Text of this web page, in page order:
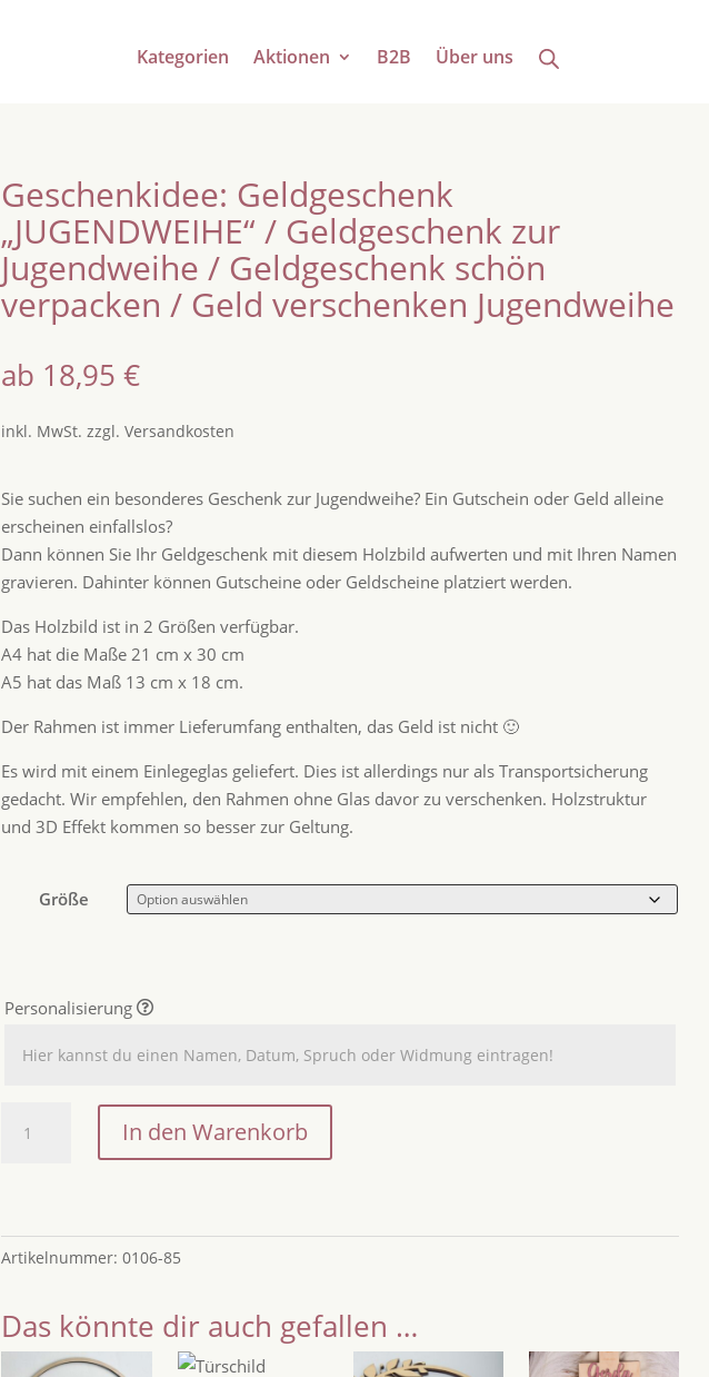
Kategorien Aktionen B2B Über uns
Geschenkidee: Geldgeschenk
„JUGENDWEIHE“ / Geldgeschenk zur
Jugendweihe / Geldgeschenk schön
verpacken / Geld verschenken Jugendweihe
ab 18,95€
inkl. MwSt. zzgl.Versandkosten
Sie suchen ein besonderes Geschenk zur Jugendweihe? Ein Gutschein oder Geld alleine
erscheinen einfallslos?
Dann können Sie Ihr Geldgeschenk mit diesem Holzbild aufwerten und mit Ihren Namen
gravieren. Dahinter können Gutscheine oder Geldscheine platziert werden.
Das Holzbild ist in 2 Größen verfügbar.
A4 hat die Maße 21 cm x 30 cm
A5 hat das Maß 13 cm x 18 cm.
Der Rahmen ist immer Lieferumfang enthalten, das Geld ist nicht 🙂
Es wird mit einem Einlegeglas geliefert. Dies ist allerdings nur als Transportsicherung
gedacht. Wir empfehlen, den Rahmen ohne Glas davor zu verschenken. Holzstruktur
und 3D Effekt kommen so besser zur Geltung.
Größe
Personalisierung
Geschenkidee:
Geldgeschenk
zur
Geldgeschenk
schön
In den Warenkorb
Artikelnummer:0106-85
Das könnte dir auch gefallen …